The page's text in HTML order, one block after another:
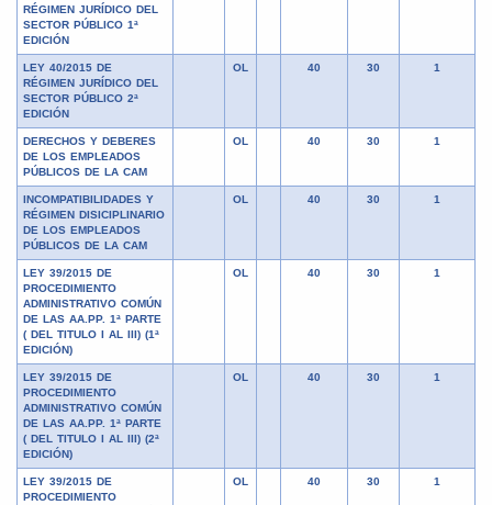
RÉGIMEN JURÍDICO DEL
SECTOR PÚBLICO 1ª
EDICIÓN
LEY 40/2015 DE
RÉGIMEN JURÍDICO DEL
SECTOR PÚBLICO 2ª
EDICIÓN
OL 40 30 1
DERECHOS Y DEBERES
DE LOS EMPLEADOS
PÚBLICOS DE LA CAM
OL 40 30 1
INCOMPATIBILIDADES Y
RÉGIMEN DISICIPLINARIO
DE LOS EMPLEADOS
PÚBLICOS DE LA CAM
OL 40 30 1
LEY 39/2015 DE
PROCEDIMIENTO
ADMINISTRATIVO COMÚN
DE LAS AA.PP. 1ª PARTE
( DEL TITULO I AL III) (1ª
EDICIÓN)
OL 40 30 1
LEY 39/2015 DE
PROCEDIMIENTO
ADMINISTRATIVO COMÚN
DE LAS AA.PP. 1ª PARTE
( DEL TITULO I AL III) (2ª
EDICIÓN)
OL 40 30 1
LEY 39/2015 DE
PROCEDIMIENTO
OL 40 30 1